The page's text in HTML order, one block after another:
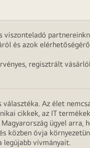
viszonteladó
és azok
regisztrált
Az élet
cikkek, az IT
ügyel
közben óvja
legújabb vívmányait.